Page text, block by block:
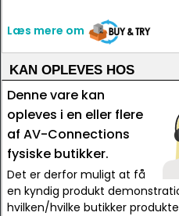
Læs mere om
KAN OPLEVES HOS
Denne vare kan
opleves i en eller flere
af AV-Connections
fysiske butikker.
Det er derfor muligt at få
en kyndig produkt
hvilken/hvilke butikker